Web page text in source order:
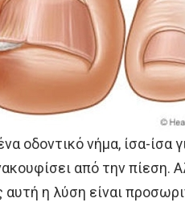
οδοντικό νήμα, ίσα-ίσα
από την πίεση.
η λύση είναι